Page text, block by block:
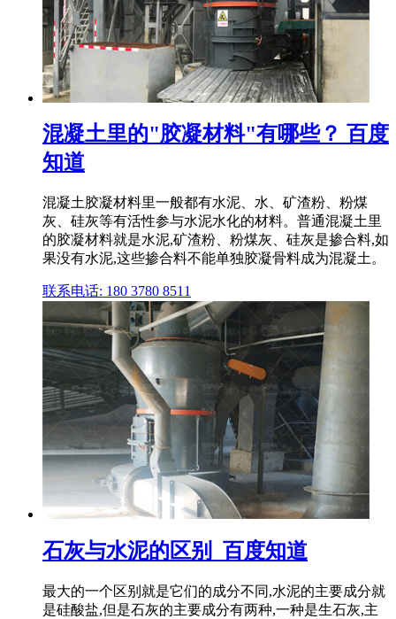
混凝土里的"胶凝材料"有哪些？ 百度
知道
混凝土胶凝材料里一般都有水泥、水、矿渣粉、粉煤
灰、硅灰等有活性参与水泥水化的材料。普通混凝土里
的胶凝材料就是水泥,矿渣粉、粉煤灰、硅灰是掺合料,如
果没有水泥,这些掺合料不能单独胶凝骨料成为混凝土。
联系电话: 180 3780 8511
石灰与水泥的区别_百度知道
最大的一个区别就是它们的成分不同,水泥的主要成分就
是硅酸盐,但是石灰的主要成分有两种,一种是生石灰,主